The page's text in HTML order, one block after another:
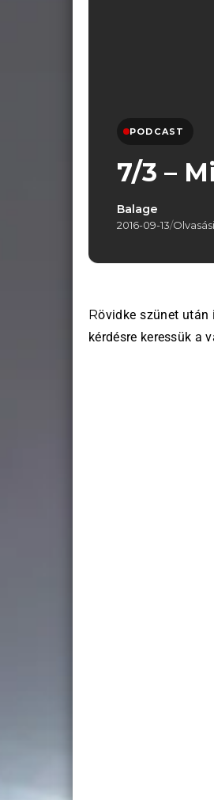
PODCAST
7/3 –
Balage
2016-09-13/
Rövidke szünet után ismét jelentkezik Heti Hármas című rovatunk, melyben ezúttal is három aktuális
kérdésre keressük a